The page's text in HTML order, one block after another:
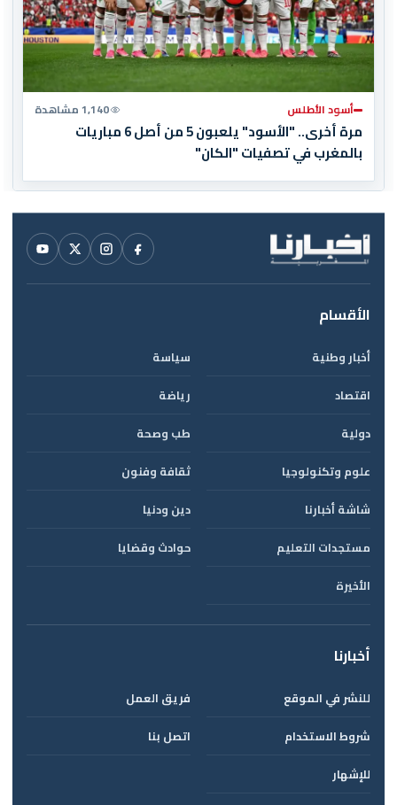
أسود الأطلس 1,140 مشاهدة
مرة أخرى.. "الأسود" يلعبون 5 من أصل 6 مباريات
بالمغرب في تصفيات "الكان"
الأقسام
أخبار وطنية
سياسة
اقتصاد
رياضة
دولية
طب وصحة
علوم وتكنولوجيا
ثقافة وفنون
شاشة أخبارنا
دين ودنيا
مستجدات التعليم
حوادث وقضايا
الأخيرة
أخبارنا
للنشر في الموقع
فريق العمل
شروط الاستخدام
اتصل بنا
للإشهار